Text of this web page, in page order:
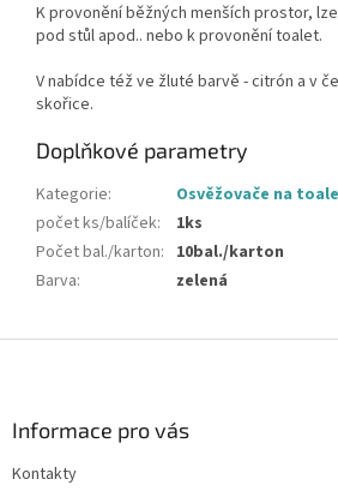
K provonění běžných menších prostor,
pod stůl apod.. nebo k provonění toalet.
V nabídce též ve žluté barvě - citrón a v
skořice.
Doplňkové parametry
Kategorie:
Osvěžovače na
počet ks/balíček:
1ks
Počet bal./karton: 10bal./karton
Barva: zelená
Informace pro vás
Kontakty